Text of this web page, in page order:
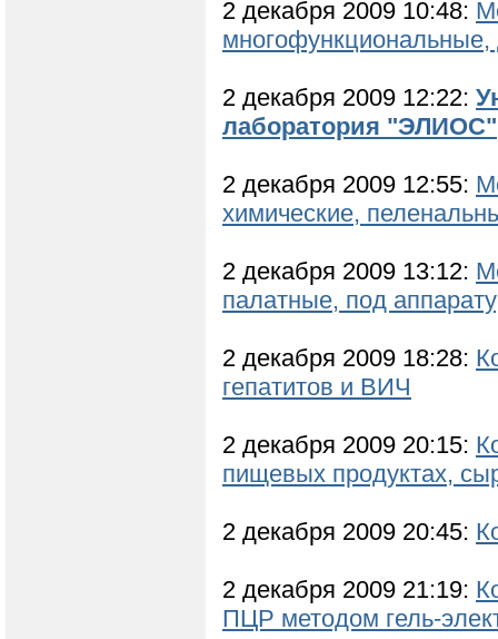
2 декабря 2009 10:48:
2 декабря 2009 12:22:
лаборатория "ЭЛИОС"
2 декабря 2009 12:55:
химические,
2 декабря 2009 13:12:
палатные, под
2 декабря 2009 18:28:
гепатитов и ВИЧ
2 декабря 2009 20:15:
пищевых продуктах,
2 декабря 2009 20:45:
2 декабря 2009 21:19:
ПЦР методом гель-